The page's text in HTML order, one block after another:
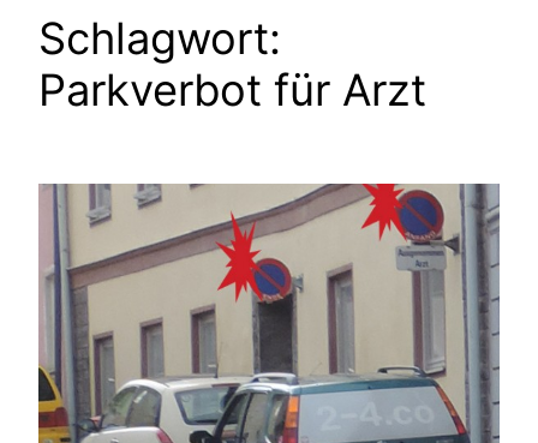
Schlagwort:
Parkverbot für Arzt